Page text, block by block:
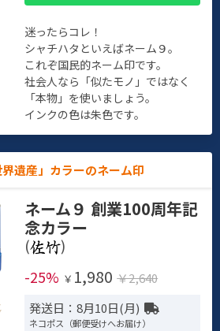
迷ったらコレ！
シャチハタといえばネーム９。
これぞ国民的ネーム印です。
社会人なら「似たモノ」ではなく
「本物」を使いましょう。
インクの色は朱色です。
遺産」カラーのネーム印
ネーム９ 創業100周年記
念カラー
(
)
-25% ￥ 1,980 ￥2,640
発送日：8月10日(月)
ネコポス（郵便受けへお届け）